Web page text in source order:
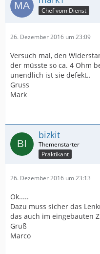
Chef vom Dienst
26. Dezember 2016 um 23:09
Versuch mal, den
der müsste so ca. 4 Ohm
unendlich ist sie defekt..
Gruss
Mark
bizkit
Praktikant
26. Dezember 2016 um 23:13
Ok.....
Dazu muss sicher das
das auch im eingebauten
Gruß
Marco